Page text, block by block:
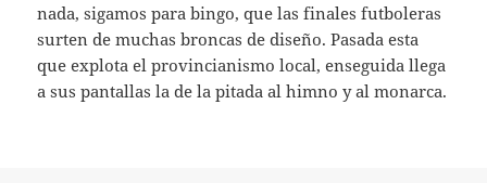
nada, sigamos para bingo, que las finales futboleras
surten de muchas broncas de diseño. Pasada esta
que explota el provincianismo local, enseguida llega
a sus pantallas la de la pitada al himno y al monarca.